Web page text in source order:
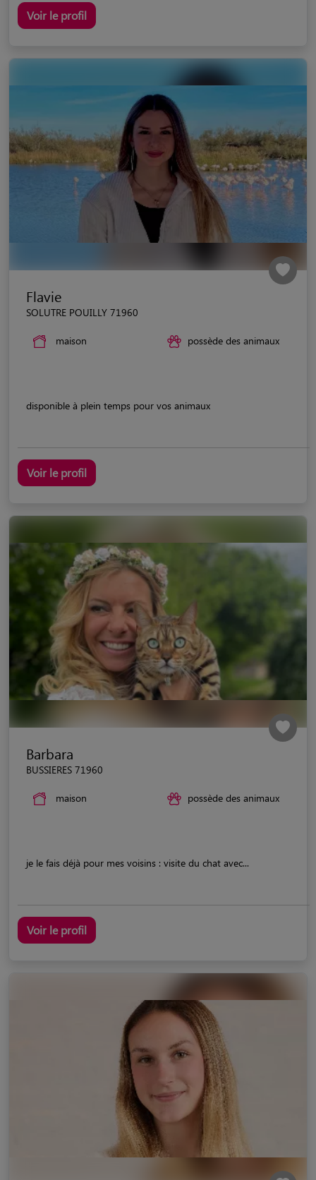
Voir le profil
Flavie
SOLUTRE POUILLY 71960
maison possède des animaux
disponible à plein temps pour vos animaux
Voir le profil
Barbara
BUSSIERES 71960
maison possède des animaux
je le fais déjà pour mes voisins : visite du chat avec...
Voir le profil